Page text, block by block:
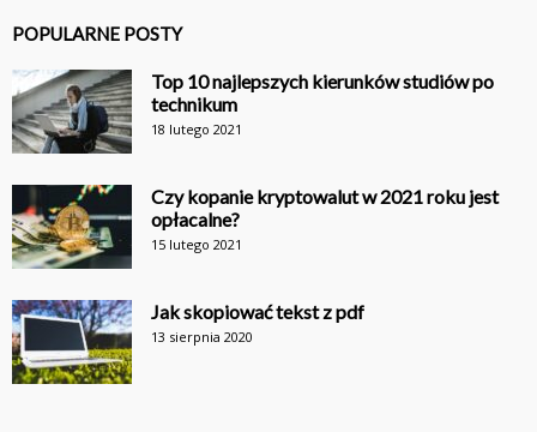
POPULARNE POSTY
Top 10 najlepszych kierunków studiów po
technikum
18 lutego 2021
Czy kopanie kryptowalut w 2021 roku jest
opłacalne?
15 lutego 2021
Jak skopiować tekst z pdf
13 sierpnia 2020